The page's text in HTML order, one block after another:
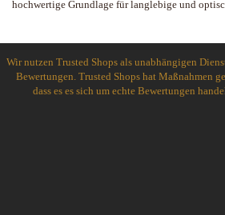
hochwertige Grundlage für langlebige und
Wir nutzen Trusted Shops als unabhängigen
Bewertungen. Trusted Shops hat Maßnahmen
dass es es sich um echte Bewertungen